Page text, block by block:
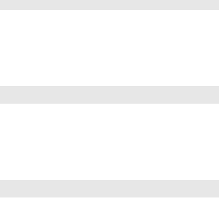
به چه کسانی پیشنهاد می‌شود؟
کلر می‌تواند شما را به احساسات و تصمیم‌های شخصیت‌ها
ملکوتی او، تجربه‌ای متفاوت برایتان رقم خواهد زد.
این رمان انتظار یک روایت صرفاً واقع‌گرایانه یا عاشقانه